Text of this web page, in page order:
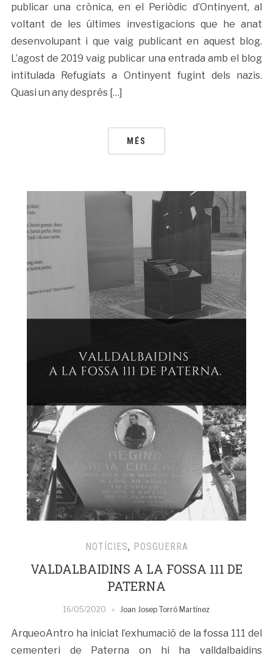
publicar una crònica, en el Periòdic d’Ontinyent, al
voltant de les últimes investigacions que he anat
desenvolupant i que vaig publicant en aquest blog.
L’agost de 2019 vaig publicar una entrada amb el blog
intitulada Refugiats a Ontinyent fugint dels nazis.
Quasi un any després […]
MÉS
NOTÍCIES, POSGUERRA
VALDALBAIDINS A LA FOSSA 111 DE
PATERNA
16/05/2020 Joan Josep Torró Martínez
ArqueoAntro ha iniciat l’exhumació de la fossa 111 del
cementeri de Paterna on hi ha valldalbaidins